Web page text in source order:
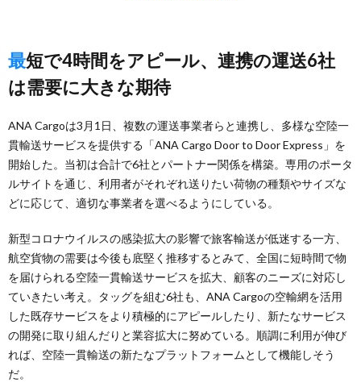
最短で4時間をアピール、連携の運送6社
は需要に大きな期待
ANA Cargoは3月1日、複数の運送事業者らと連携し、多様な空陸一
貫輸送サービスを提供する「ANA Cargo Door to Door Express」を
開始した。当初は合計で6社とパートナー関係を構築。専用のポータ
ルサイトを通じ、利用者がそれぞれ送りたい荷物の種類やサイズな
どに応じて、適切な事業者を選べるようにしている。
新型コロナウイルスの感染拡大の影響で旅客輸送が低迷する一方、
航空貨物の需要は今後も底堅く推移するとみて、全国に短時間で物
を届けられる空陸一貫輸送サービスを拡大、顧客のニーズに対応し
ていきたい考え。タッグを組む6社も、ANA Cargoの空輸網を活用
した既存サービスをより積極的にアピールしたり、新たなサービス
の開発に取り組んだりと業容拡大に努めている。順調に利用が伸び
れば、空陸一貫輸送の新たなプラットフォームとして機能しそう
だ。